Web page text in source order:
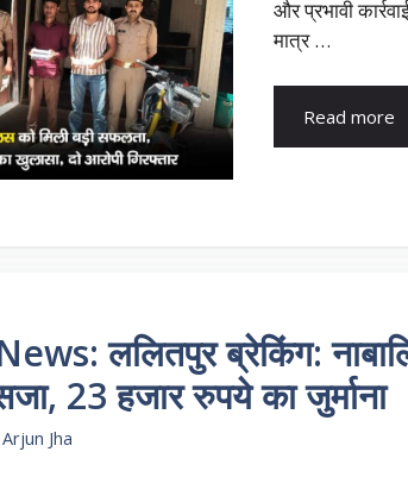
और प्रभावी
मात्र …
Read more
ललितपुर ब्रेकिंग:
23 हजार रुपये का जुर्माना
Arjun Jha